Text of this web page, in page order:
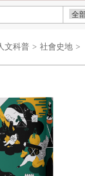
文科普 > 社會史地 >